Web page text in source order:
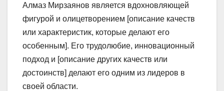
Алмаз Мирзаянов является вдохновляющей
фигурой и олицетворением [описание качеств
или характеристик, которые делают его
особенным]. Его трудолюбие, инновационный
подход и [описание других качеств или
достоинств] делают его одним из лидеров в
своей области.